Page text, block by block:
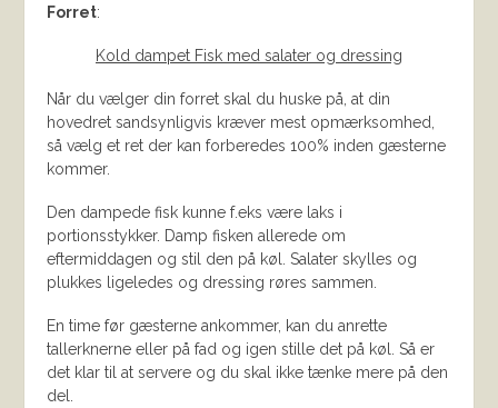
Forret:
Kold dampet Fisk med salater og dressing
Når du vælger din forret skal du huske på, at din
hovedret sandsynligvis kræver mest opmærksomhed,
så vælg et ret der kan forberedes 100% inden gæsterne
kommer.
Den dampede fisk kunne f.eks være laks i
portionsstykker. Damp fisken allerede om
eftermiddagen og stil den på køl. Salater skylles og
plukkes ligeledes og dressing røres sammen.
En time før gæsterne ankommer, kan du anrette
tallerknerne eller på fad og igen stille det på køl. Så er
det klar til at servere og du skal ikke tænke mere på den
del.